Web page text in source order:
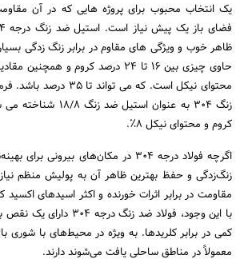
یک انتخاب محبوب برای پروژه هایی که در آن
ظاهر خوب و ویژگی های مقاوم در برابر زنگ زدگی
حاوی چیزی بین 16 تا 24 درصد کروم و
محتوای نیکل است. که می
کروم و محتوای نیکل 8٪.
اگرچه فولاد درجه 304 در مکان‌های بیرونی
زنگ‌زدگی و حفظ بهترین ظاهر آن به پولیش منظم نیاز
مقاومت در برابر اثرات خورنده و اکثر اسیدهای اکسید
با این وجود، فولاد ضد زنگ
کمی در برابر کلریدها. به ویژه در محیط‌های با شوری
معمولاً در مناطق ساحلی یافت می‌شوند دارند.